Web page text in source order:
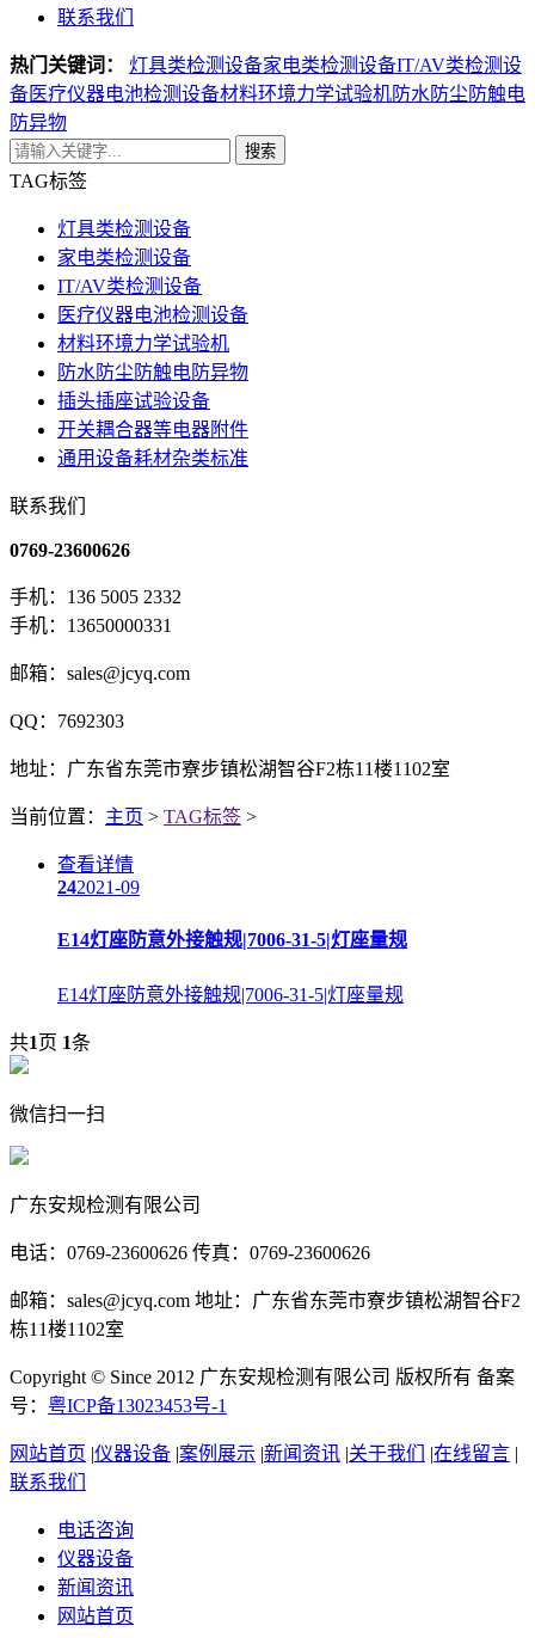
联系我们
热门关键词： 灯具类检测设备家电类检测设备IT/AV类检测设
备医疗仪器电池检测设备材料环境力学试验机防水防尘防触电
防异物
搜索
TAG标签
灯具类检测设备
家电类检测设备
IT/AV类检测设备
医疗仪器电池检测设备
材料环境力学试验机
防水防尘防触电防异物
插头插座试验设备
开关耦合器等电器附件
通用设备耗材杂类标准
联系我们
0769-23600626
手机：136 5005 2332
手机：13650000331
邮箱：sales@jcyq.com
QQ：7692303
地址：广东省东莞市寮步镇松湖智谷F2栋11楼1102室
当前位置： 主页 > TAG标签 >
查看详情
242021-09
E14灯座防意外接触规|7006-31-5|灯座量规
E14灯座防意外接触规|7006-31-5|灯座量规
共1页 1条
微信扫一扫
广东安规检测有限公司
电话：0769-23600626 传真：0769-23600626
邮箱：sales@jcyq.com 地址：广东省东莞市寮步镇松湖智谷F2
栋11楼1102室
Copyright © Since 2012 广东安规检测有限公司 版权所有 备案
号： 粤ICP备13023453号-1
网站首页 |仪器设备 |案例展示 |新闻资讯 |关于我们 |在线留言 |
联系我们
电话咨询
仪器设备
新闻资讯
网站首页